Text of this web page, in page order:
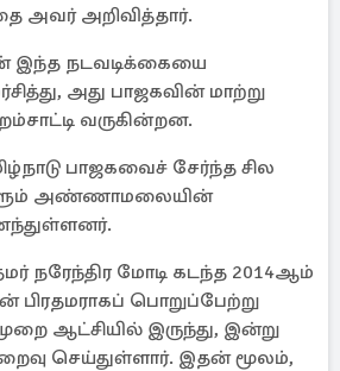
அவர் அறிவித்தார்.
நடவடிக்கையை
அது பாஜகவின் மாற்று
வருகின்றன.
பாஜகவைச் சேர்ந்த சில
அண்ணாமலையின்
நரேந்திர மோடி கடந்த 2014ஆம்
பிரதமராகப் பொறுப்பேற்று
ஆட்சியில் இருந்து, இன்று
செய்துள்ளார். இதன் மூலம்,